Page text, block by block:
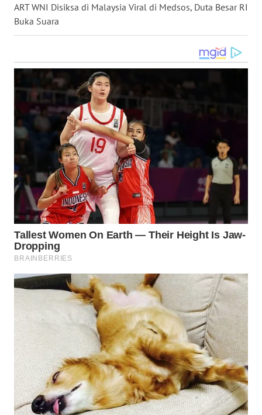
ART WNI Disiksa di Malaysia Viral di Medsos, Duta Besar RI
Buka Suara
WN
WN
KALBAR
WN
KALTENG
KALTARA
WN
KALSEL
WN
KALTIM
WN
SULSEL
WN
GORONTALO
WN
SULUT
WN